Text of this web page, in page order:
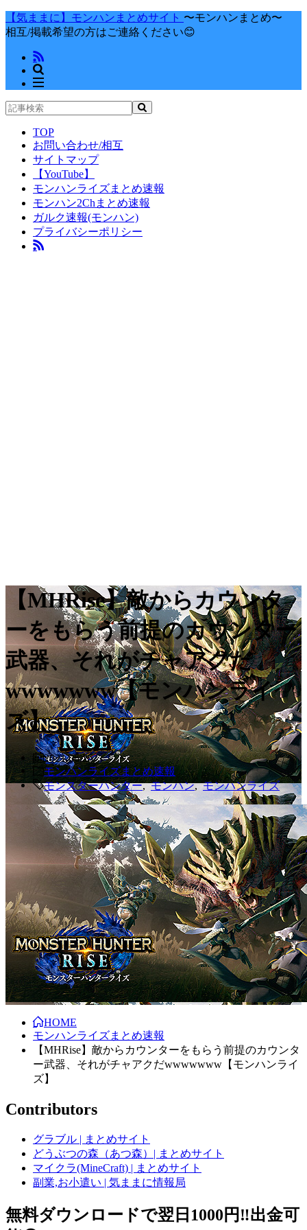
【気ままに】モンハンまとめサイト 〜モンハンまとめ〜
相互/掲載希望の方はご連絡ください😊
TOP
お問い合わせ/相互
サイトマップ
【YouTube】
モンハンライズまとめ速報
モンハン2Chまとめ速報
ガルク速報(モンハン)
プライバシーポリシー
【MHRise】敵からカウンタ
ーをもらう前提のカウンター
武器、それがチャアクだ
wwwwwww【モンハンライ
ズ】
2021.06.25
モンハンライズまとめ速報
モンスターハンター,モンハン,モンハンライズ
HOME
モンハンライズまとめ速報
【MHRise】敵からカウンターをもらう前提のカウンタ
ー武器、それがチャアクだwwwwwww【モンハンライ
ズ】
Contributors
グラブル | まとめサイト
どうぶつの森（あつ森）| まとめサイト
マイクラ(MineCraft) | まとめサイト
副業,お小遣い | 気ままに情報局
無料ダウンロードで翌日1000円‼️出金可